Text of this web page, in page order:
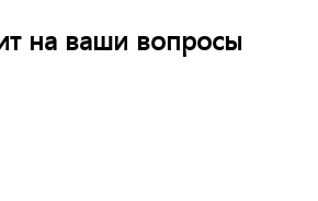
на ваши вопросы